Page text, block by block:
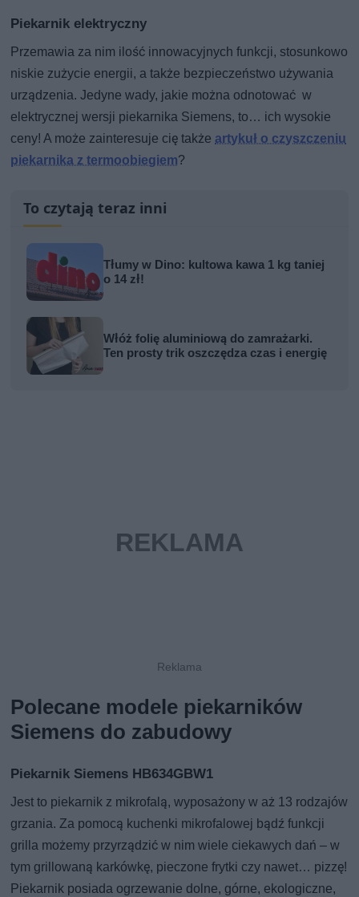
Piekarnik elektryczny
Przemawia za nim ilość innowacyjnych funkcji, stosunkowo
niskie zużycie energii, a także bezpieczeństwo używania
urządzenia. Jedyne wady, jakie można odnotować w
elektrycznej wersji piekarnika Siemens, to… ich wysokie
ceny! A może zainteresuje cię takżeartykuł o czyszczeniu
piekarnika z termoobiegiem?
To czytają teraz inni
Tłumy w Dino: kultowa kawa 1 kg taniej
o 14 zł!
Włóż folię aluminiową do zamrażarki.
Ten prosty trik oszczędza czas i energię
Polecane modele piekarników
Siemens do zabudowy
Piekarnik Siemens HB634GBW1
Jest to piekarnik z mikrofalą, wyposażony w aż 13 rodzajów
grzania. Za pomocą kuchenki mikrofalowej bądź funkcji
grilla możemy przyrządzić w nim wiele ciekawych dań – w
tym grillowaną karkówkę, pieczone frytki czy nawet… pizzę!
Piekarnik posiada ogrzewanie dolne, górne, ekologiczne,